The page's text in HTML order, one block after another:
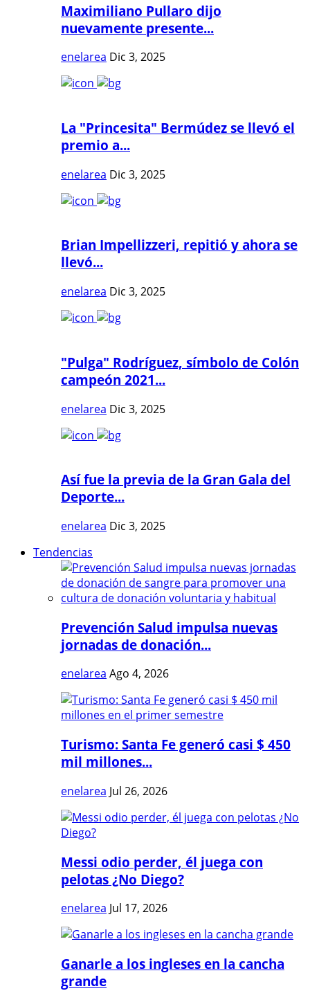
Maximiliano Pullaro dijo
nuevamente presente...
enelarea Dic 3, 2025
La "Princesita" Bermúdez se llevó el
premio a...
enelarea Dic 3, 2025
Brian Impellizzeri, repitió y ahora se
llevó...
enelarea Dic 3, 2025
"Pulga" Rodríguez, símbolo de Colón
campeón 2021...
enelarea Dic 3, 2025
Así fue la previa de la Gran Gala del
Deporte...
enelarea Dic 3, 2025
Tendencias
Prevención Salud impulsa nuevas
jornadas de donación...
enelarea Ago 4, 2026
Turismo: Santa Fe generó casi $ 450
mil millones...
enelarea Jul 26, 2026
Messi odio perder, él juega con
pelotas ¿No Diego?
enelarea Jul 17, 2026
Ganarle a los ingleses en la cancha
grande